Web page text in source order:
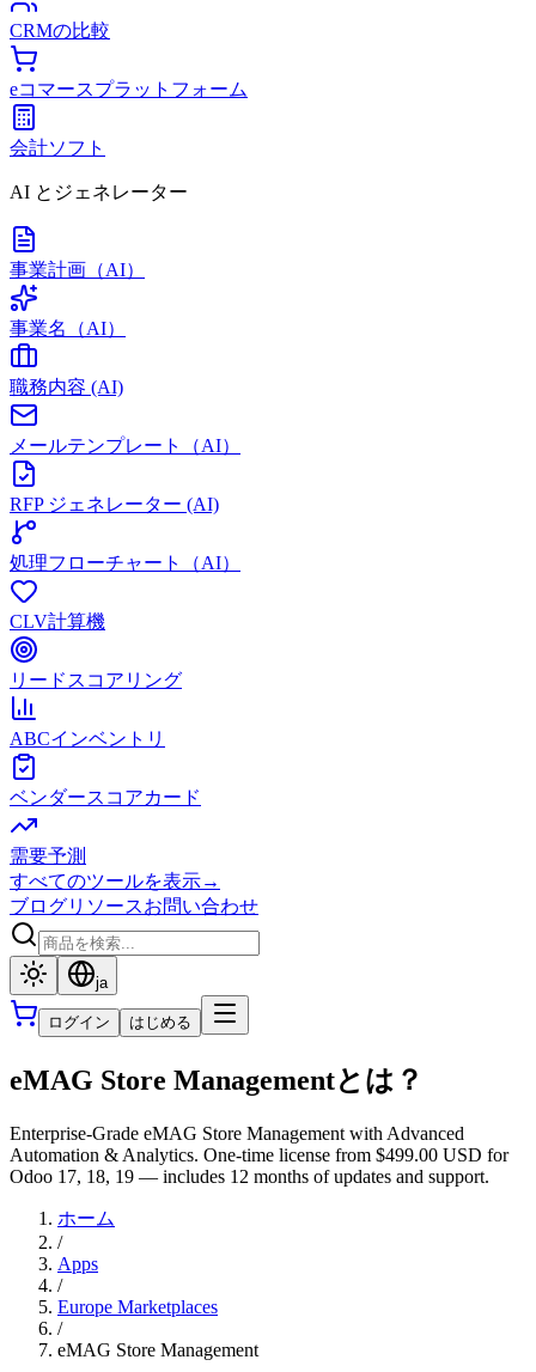
CRMの比較
eコマースプラットフォーム
会計ソフト
AI とジェネレーター
事業計画（AI）
事業名（AI）
職務内容 (AI)
メールテンプレート（AI）
RFP ジェネレーター (AI)
処理フローチャート（AI）
CLV計算機
リードスコアリング
ABCインベントリ
ベンダースコアカード
需要予測
すべてのツールを表示→
ブログリソースお問い合わせ
ja
ログイン はじめる
eMAG Store Managementとは？
Enterprise-Grade eMAG Store Management with Advanced
Automation & Analytics. One-time license from $499.00 USD for
Odoo 17, 18, 19 — includes 12 months of updates and support.
ホーム
/
Apps
/
Europe Marketplaces
/
eMAG Store Management